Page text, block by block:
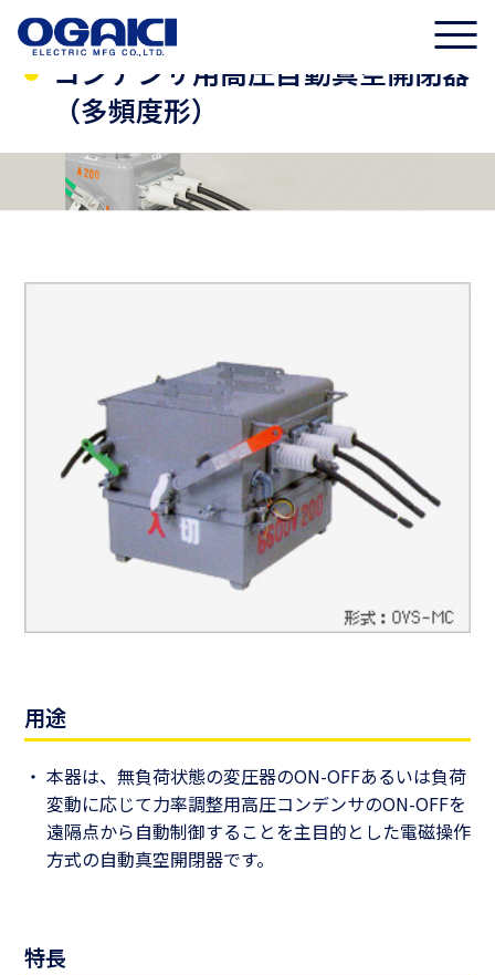
コンデンサ用高圧自動真空開閉器
（多頻度形）
用途
本器は、無負荷状態の変圧器のON-OFFあるいは負荷
変動に応じて力率調整用高圧コンデンサのON-OFFを
遠隔点から自動制御することを主目的とした電磁操作
方式の自動真空開閉器です。
特長